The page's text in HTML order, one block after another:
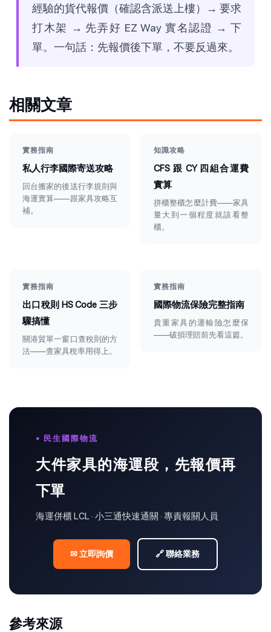
經驗的貨代報價（確認含派送上樓）→ 要求
打木架 → 先弄好 EZ Way 實名認證 → 下
單。一句話：先報價後下單，不要反過來。
相關文章
實務指南
私人行李國際寄送攻略
回台搬家的後送行李規則與
海運實算——跟家具攻略互
補。
知識攻略
CFS 跟 CY 四組合運費
實算
拼櫃整櫃怎麼計費——家具
量大到一個程度就該看整
櫃。
實務指南
出口稅則 HS Code 三步
驟搞懂
關港貿單一窗口查稅則的方
法——查家具稅率用得上。
實務指南
國際物流保險完整指南
貴重家具的運輸險怎麼保
——破損理賠前先看這篇。
• 民生國際物流
大件家具的海運段，先報價再
下單
海運併櫃 LCL · 小三通快速通關 · 專責報關人員
✉ 立即詢價 🔗 聯絡業務
參考來源